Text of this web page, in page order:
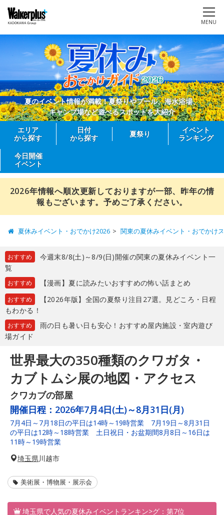
MENU
夏のイベント情報が満載！夏祭りやプール、海水浴場、
キャンプ場など遊べるスポットを大紹介
エリア
から探す
日付
から探す
夏祭り
イベント
ランキング
今日開催
イベント
2026年情報へ順次更新しておりますが一部、昨年の情
報もございます。予めご了承ください。
夏休みイベント・おでかけ2026 関東の夏休みイベント・おでかけ
おすすめ
今週末8/8(土)～8/9(日)開催の関東の夏休みイベント一
覧
おすすめ 【漫画】夏に読みたいおすすめの怖い話まとめ
おすすめ
【2026年版】全国の夏祭り注目27選。見どころ・日程
もわかる！
おすすめ
雨の日も暑い日も安心！おすすめ屋内施設・室内遊び
場ガイド
世界最大の350種類のクワガタ・
カブトムシ展の地図・アクセス
クワカブの部屋
開催日程： 2026年7月4日(土)～8月31日(月)
7月4日～7月18日の平日は14時～19時営業 7月19日～8月31日
の平日は12時～18時営業 土日祝日・お盆期間8月8日～16日は
11時～19時営業
埼玉県 川越市
美術展・博物展・展示会
埼玉県で人気の夏休みイベントランキン>グ：第7位